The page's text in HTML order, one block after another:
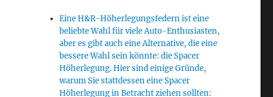
Eine H&R-Höherlegungsfedern ist eine
beliebte Wahl für viele Auto-Enthusiasten,
aber es gibt auch eine Alternative, die eine
bessere Wahl sein könnte: die Spacer
Höherlegung. Hier sind einige Gründe,
warum Sie stattdessen eine Spacer
Höherlegung in Betracht ziehen sollten: